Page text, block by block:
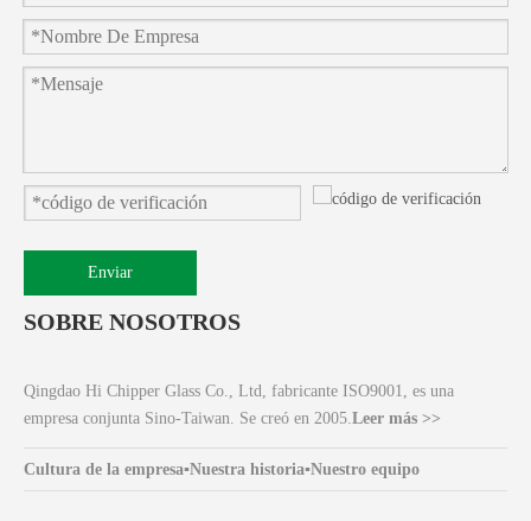
Enviar
SOBRE NOSOTROS
Qingdao Hi Chipper Glass Co., Ltd, fabricante ISO9001, es una
empresa conjunta Sino-Taiwan. Se creó en 2005.Leer más >>
Cultura de la empresa▪Nuestra historia▪Nuestro equipo